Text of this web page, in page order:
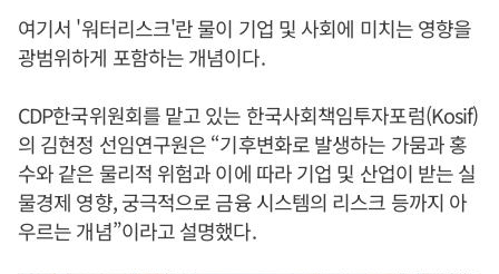
여기서 '워터리스크'란 물이 기업 및 사회에 미치는 영향을
광범위하게 포함하는 개념이다.
CDP한국위원회를 맡고 있는 한국사회책임투자포럼(Kosif)
의 김현정 선임연구원은 “기후변화로 발생하는 가뭄과 홍
수와 같은 물리적 위험과 이에 따라 기업 및 산업이 받는 실
물경제 영향, 궁극적으로 금융 시스템의 리스크 등까지 아
우르는 개념”이라고 설명했다.